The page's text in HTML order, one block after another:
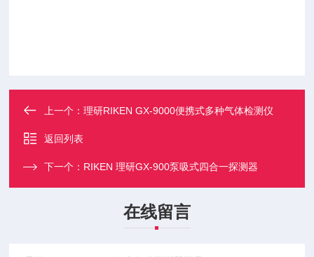
上一个：理研RIKEN GX-9000便携式多种气体检测仪
返回列表
下一个： RIKEN 理研GX-900泵吸式四合一探测器
在线留言